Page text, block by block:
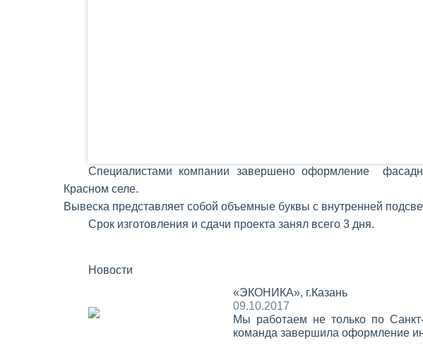
Специалистами компании завершено оформление
Красном селе.
Вывеска представляет собой объемные буквы с внутренней
Срок изготовления и сдачи проекта занял всего 3 дня.
Новости
«ЭКОНИКА», г.Казань
09.10.2017
Мы работаем не только по
команда завершила оформление